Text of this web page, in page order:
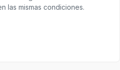
las mismas condiciones.